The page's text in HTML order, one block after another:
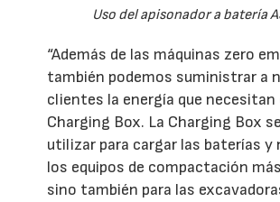
Uso del apisonador a batería
“Además de las máquinas zero
también podemos suministrar a
clientes la energía que necesitan
Charging Box. La Charging Box
utilizar para cargar las baterías y
los equipos de compactación
sino también para las